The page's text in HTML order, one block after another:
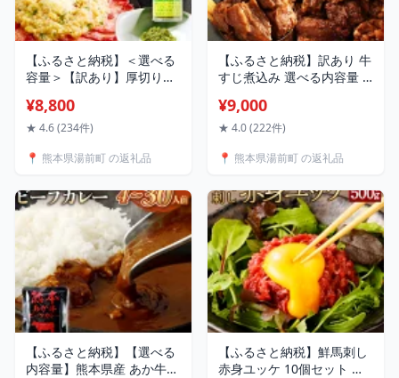
【ふるさと納税】＜選べる
容量＞【訳あり】厚切り・
8800円 ～ 76000円 軟化加
工 肉 お肉 牛たん タン肉 牛
BBQ 不揃い 冷凍 熊本県 湯
切りの1kgのみ5営業日以内
発送】
¥8,800
★ 4.6 (234件)
📍 熊本県湯前町 の返礼品
【ふるさと納税】訳あり 牛
すじ煮込み 選べる内容量 (
ク / 12パック / 16パック /
18パック ) 1袋あたり180g
円 ～ 2万円 小分け レンジ
おつまみ 熊本県 湯前町 送
料無料
¥9,000
★ 4.0 (222件)
📍 熊本県湯前町 の返礼品
【ふるさと納税】【選べる
内容量】熊本県産 あか牛使
【ふるさと納税】鮮馬刺し
赤身ユッケ 10個セット 約